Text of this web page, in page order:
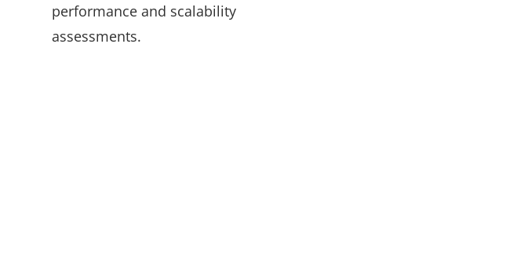
performance and scalability
assessments.